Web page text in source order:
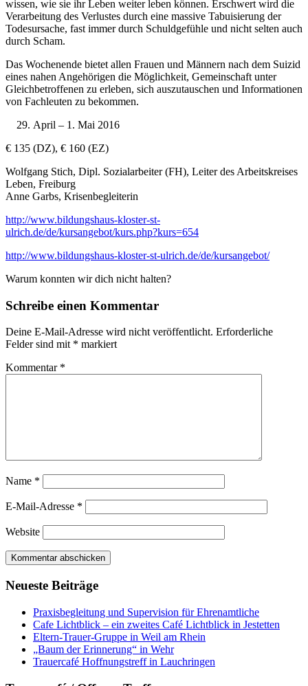
wissen, wie sie ihr Leben weiter leben können. Erschwert wird die
Verarbeitung des Verlustes durch eine massive Tabuisierung der
Todesursache, fast immer durch Schuldgefühle und nicht selten auch
durch Scham.
Das Wochenende bietet allen Frauen und Männern nach dem Suizid
eines nahen Angehörigen die Möglichkeit, Gemeinschaft unter
Gleichbetroffenen zu erleben, sich auszutauschen und Informationen
von Fachleuten zu bekommen.
April – 1. Mai 2016
€ 135 (DZ), € 160 (EZ)
Wolfgang Stich, Dipl. Sozialarbeiter (FH), Leiter des Arbeitskreises
Leben, Freiburg
Anne Garbs, Krisenbegleiterin
http://www.bildungshaus-kloster-st-
ulrich.de/de/kursangebot/kurs.php?kurs=654
http://www.bildungshaus-kloster-st-ulrich.de/de/kursangebot/
Warum konnten wir dich nicht halten?
Schreibe einen Kommentar
Deine E-Mail-Adresse wird nicht veröffentlicht. Erforderliche
Felder sind mit * markiert
Kommentar *
Name *
E-Mail-Adresse *
Website
Neueste Beiträge
Praxisbegleitung und Supervision für Ehrenamtliche
Cafe Lichtblick – ein zweites Café Lichtblick in Jestetten
Eltern-Trauer-Gruppe in Weil am Rhein
„Baum der Erinnerung“ in Wehr
Trauercafé Hoffnungstreff in Lauchringen